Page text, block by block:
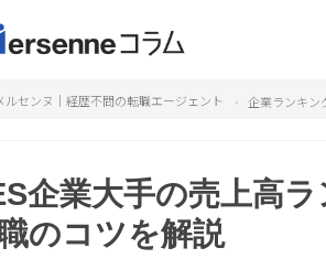
ルセンヌ｜経歴不問の転職エージェント 企業ランキン
企業大手の売上高
のコツを解説